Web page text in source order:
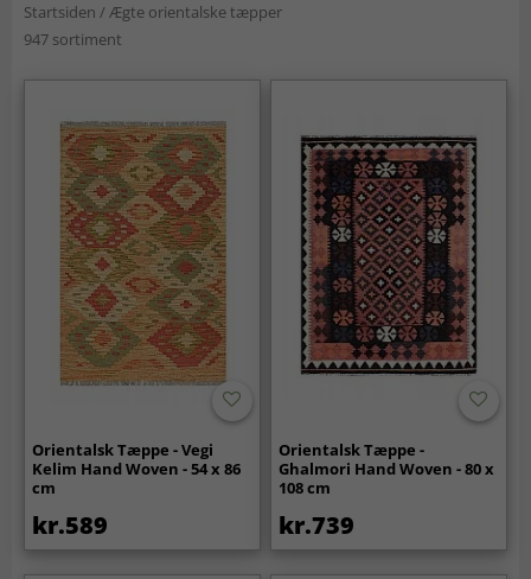
Startsiden /Ægte orientalske tæpper
947 sortiment
Orientalsk Tæppe - Vegi
Kelim Hand Woven - 54 x 86
cm
kr.589
Orientalsk Tæppe -
Ghalmori Hand Woven - 80 x
108 cm
kr.739